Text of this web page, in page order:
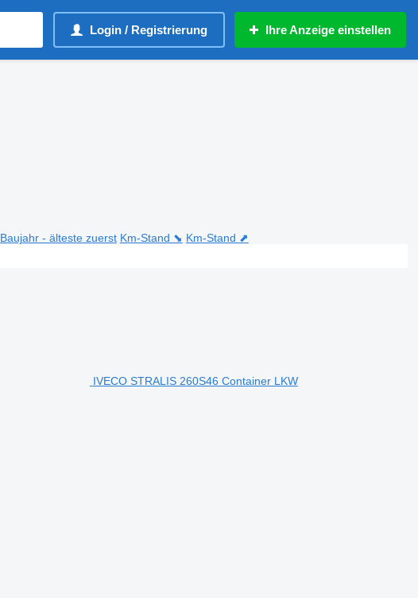
Login / Registrierung Ihre Anzeige einstellen
Baujahr - älteste zuerst Km-Stand ⬊ Km-Stand ⬈
IVECO STRALIS 260S46 Container LKW